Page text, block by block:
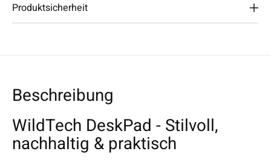
Produktsicherheit
Beschreibung
WildTech DeskPad - Stilvoll,
nachhaltig & praktisch